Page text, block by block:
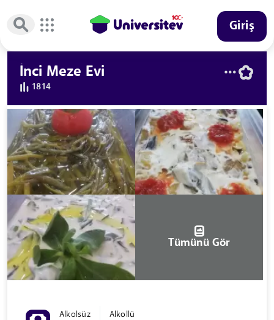
Giriş
İnci Meze Evi
1814
Tümünü Gör
Alkolsüz
Alkollü